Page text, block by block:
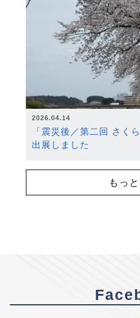
2026.04.14
「震災後／第二回 さく
出展しました
もっ